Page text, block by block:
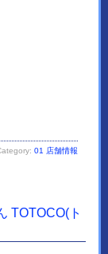
01 店舗情報
TOTOCO(ト